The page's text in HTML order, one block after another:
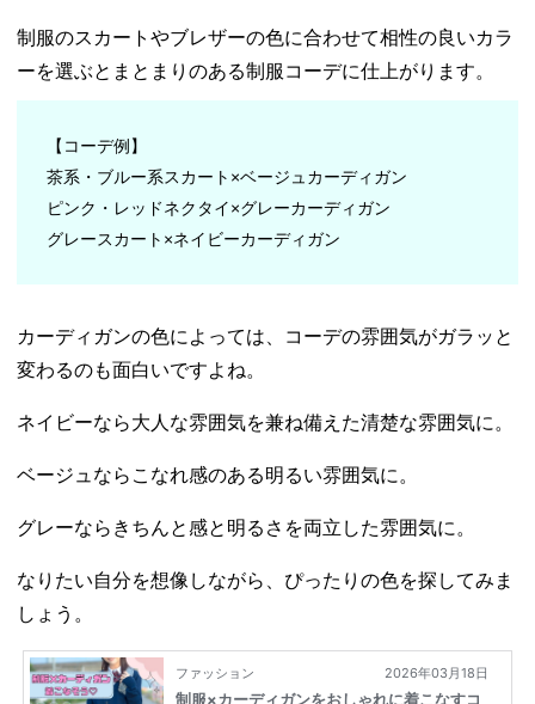
制服のスカートやブレザーの色に合わせて相性の良いカラ
ーを選ぶとまとまりのある制服コーデに仕上がります。
【コーデ例】
茶系・ブルー系スカート×ベージュカーディガン
ピンク・レッドネクタイ×グレーカーディガン
グレースカート×ネイビーカーディガン
カーディガンの色によっては、コーデの雰囲気がガラッと
変わるのも面白いですよね。
ネイビーなら大人な雰囲気を兼ね備えた清楚な雰囲気に。
ベージュならこなれ感のある明るい雰囲気に。
グレーならきちんと感と明るさを両立した雰囲気に。
なりたい自分を想像しながら、ぴったりの色を探してみま
しょう。